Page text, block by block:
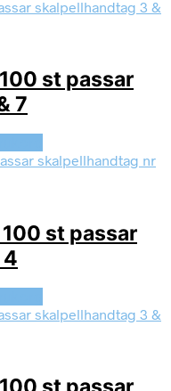
st passar
7
st passar
4